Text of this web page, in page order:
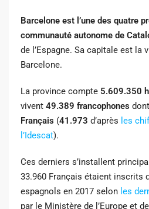
Barcelone est l’une des quatre
communauté autonome de
de l’Espagne. Sa capitale est la
Barcelone.
La province compte 5.609.350
vivent 49.389 francophones
Français (41.973 d’après les
l’Idescat).
Ces derniers s’installent
33.960 Français étaient inscrits
espagnols en 2017 selon les
par le Ministère de l’Europe et